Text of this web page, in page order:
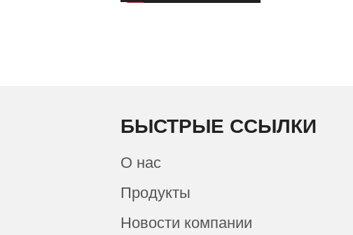
БЫСТРЫЕ ССЫЛКИ
О нас
Продукты
Новости компании